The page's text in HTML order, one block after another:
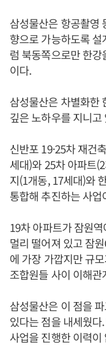
삼성물산은 항공촬영
향으로 가능하도록
럼 북동쪽으로만 한
이다.
삼성물산은 차별화한
깊은 노하우를 지니
신반포 19·25차 재건
세대)와 25차 아파트
지(1개동, 17세대)와
통합해 추진하는 사업
19차 아파트가 잠원
멀리 떨어져 있고 잠
에 가장 가깝지만 규
조합원들 사이 이해
삼성물산은 이 점을
있다는 점을 내세웠
사업을 진행한 이력